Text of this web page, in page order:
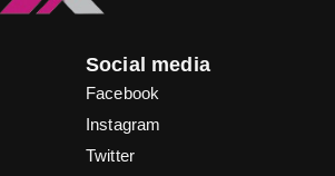
Social media
Facebook
Instagram
Twitter